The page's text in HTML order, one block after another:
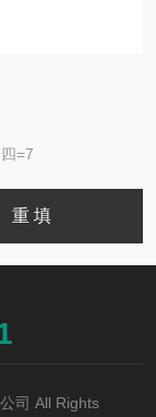
=7
司 All Rights